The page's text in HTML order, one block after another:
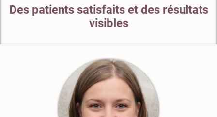
Des patients satisfaits et des résultats
visibles